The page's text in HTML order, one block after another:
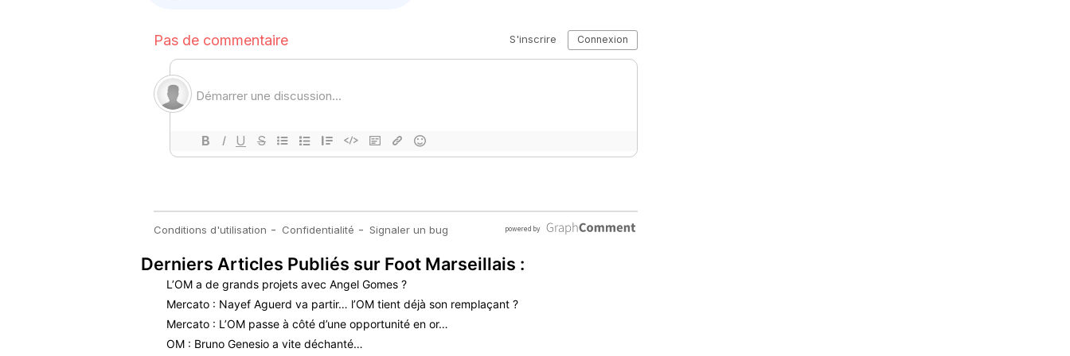
Derniers Articles Publiés sur Foot Marseillais :
L’OM a de grands projets avec Angel Gomes ?
Mercato : Nayef Aguerd va partir… l’OM tient déjà son remplaçant ?
Mercato : L’OM passe à côté d’une opportunité en or…
OM : Bruno Genesio a vite déchanté…